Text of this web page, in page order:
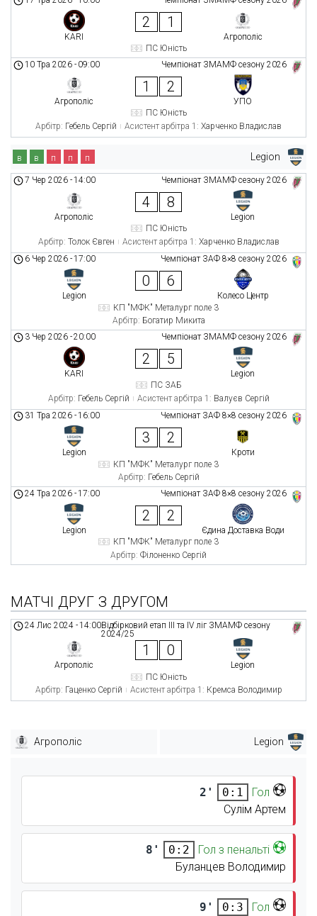
KARI
2 1
Агрополіс
ПС Юність
Чемпіонат ЗМАМФ сезону 2026
10 Тра 2026 - 09:00
Агрополіс
1 2
УПО
ПС Юність
Арбітр: Гебель Сергій Асистент арбітра 1: Харченко Владислав
Legion
в в п п п
Чемпіонат ЗМАМФ сезону 2026
7 Чер 2026 -14:00
Агрополіс
4 8
Legion
ПС Юність
Арбітр: Толок Євген Асистент арбітра 1: Харченко Владислав
Чемпіонат ЗАФ 8×8 сезону 2026
6 Чер 2026 -17:00
Legion
0 6
Колесо Центр
КП "МФК" Металург поле 3
Арбітр: Богатир Микита
Чемпіонат ЗМАМФ сезону 2026
3 Чер 2026 -20:00
KARI
2 5
Legion
ПС ЗАБ
Арбітр: Гебель Сергій Асистент арбітра 1: Валуєв Сергій
Чемпіонат ЗАФ 8×8 сезону 2026
31 Тра 2026 -16:00
Legion
3 2
Кроти
КП "МФК" Металург поле 3
Арбітр: Гебель Сергій
Чемпіонат ЗАФ 8×8 сезону 2026
24 Тра 2026 -17:00
Legion
2 2
Єдина Доставка Води
КП "МФК" Металург поле 3
Арбітр: Філоненко Сергій
МАТЧІ ДРУГ З ДРУГОМ
Відбірковий етап ІII та ІV ліг ЗМАМФ сезону
2024/25
24 Лис 2024 -14:00
Агрополіс
1 0
Legion
ПС Юність
Арбітр: Гаценко Сергій Асистент арбітра 1: Кремса Володимир
Агрополіс Legion
2' 0:1
Гол
Сулім Артем
8' 0:2
Гол з пенальті
Буланцев Володимир
9' 0:3
Гол